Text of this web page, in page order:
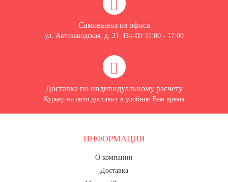
Самовывоз из офиса
ул. Автозаводская, д. 21. Пн-Пт 11:00 - 17:00
Доставка по индивидуальному расчету
Курьер на авто доставит в удобное Вам время
ИНФОРМАЦИЯ
О компании
Доставка